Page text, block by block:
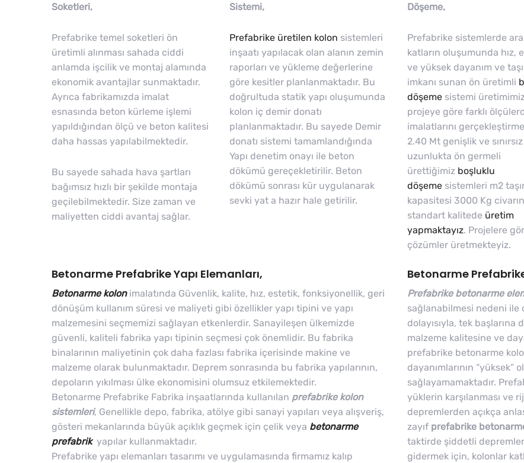
Soketleri,
Prefabrike temel soketleri ön
üretimli alınması sahada ciddi
anlamda işcilik ve montaj alamında
ekonomik avantajlar sunmaktadır.
Ayrıca fabrikamızda imalat
esnasında beton kürleme işlemi
yapıldığından ölçü ve beton kalitesi
daha hassas yapılabilmektedir.
Bu sayede sahada hava şartları
bağımsız hızlı bir şekilde montaja
geçilebilmektedir. Size zaman ve
maliyetten ciddi avantaj sağlar.
Sistemi,
Prefabrike üretilen kolon sistemleri
inşaatı yapılacak olan alanın zemin
raporları ve yükleme değerlerine
göre kesitler planlanmaktadır. Bu
doğrultuda statik yapı oluşumunda
kolon iç demir donatı
planlanmaktadır. Bu sayede Demir
donatı sistemi tamamlandığında
Yapı denetim onayı ile beton
dökümü gereçekletirilir. Beton
dökümü sonrası kür uygulanarak
sevki yat a hazır hale getirilir.
Döşeme,
Prefabrike sistemlerde
katların oluşumunda hız,
ve yüksek dayanım ve
imkanı sunan ön üretimli
döşeme sistemi
projeye göre farklı
imalatlarını
2.40 Mt genişlik ve sınırsız
uzunlukta ön germeli
ürettiğimiz boşluklu
döşeme sistemleri m2
kapasitesi 3000 Kg
standart kalitede üretim
yapmaktayız. Projelere
çözümler üretmekteyiz.
Betonarme Prefabrike Yapı Elemanları,
Betonarme kolonimalatında Güvenlik, kalite, hız, estetik, fonksiyonellik, geri
dönüşüm kullanım süresi ve maliyeti gibi özellikler yapı tipini ve yapı
malzemesini seçmemizi sağlayan etkenlerdir. Sanayileşen ülkemizde
güvenli, kaliteli fabrika yapı tipinin seçmesi çok önemlidir. Bu fabrika
binalarının maliyetinin çok daha fazlası fabrika içerisinde makine ve
malzeme olarak bulunmaktadır. Deprem sonrasında bu fabrika yapılarının,
depoların yıkılması ülke ekonomisini olumsuz etkilemektedir.
Betonarme Prefabrike Fabrika inşaatlarında kullanılan prefabrike kolon
sistemleri, Genellikle depo, fabrika, atölye gibi sanayi yapıları veya alışveriş,
gösteri mekanlarında büyük açıklık geçmek için çelik veya betonarme
prefabrik yapılar kullanmaktadır.
Prefabrike yapı elemanları tasarımı ve uygulamasında firmamız kalıp
Betonarme
Prefabrike betonarme
sağlanabilmesi nedeni ile
dolayısıyla, tek
malzeme kalitesine ve
prefabrike betonarme
dayanımlarının “yüksek”
sağlayamamaktadır.
yüklerin karşılanması ve
depremlerden açıkça
zayıf prefabrike
taktirde şiddetli depremler
gidermek için, kolonlar